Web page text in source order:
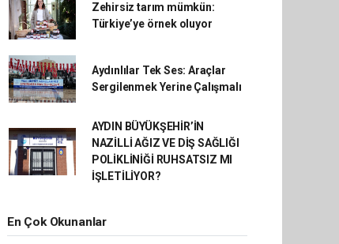
Zehirsiz tarım mümkün:
Türkiye’ye örnek oluyor
Aydınlılar Tek Ses: Araçlar
Sergilenmek Yerine Çalışmalı
AYDIN BÜYÜKŞEHİR’İN
NAZİLLİ AĞIZ VE DİŞ SAĞLIĞI
POLİKLİNİĞİ RUHSATSIZ MI
İŞLETİLİYOR?
En Çok Okunanlar